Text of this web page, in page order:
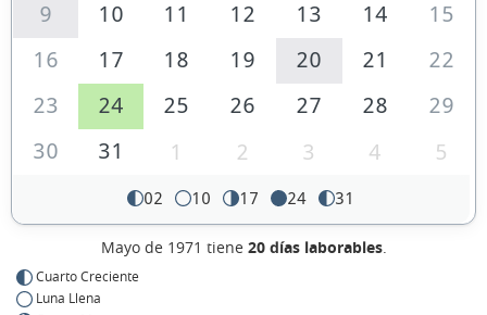
9
10 11 12 13 14
15
16
17 18 19 20 21
22
23
24 25 26 27 28
29
30
31 1 2 3 4 5
02 10 17 24 31
Mayo de 1971 tiene 20 días laborables.
Cuarto Creciente
Luna Llena